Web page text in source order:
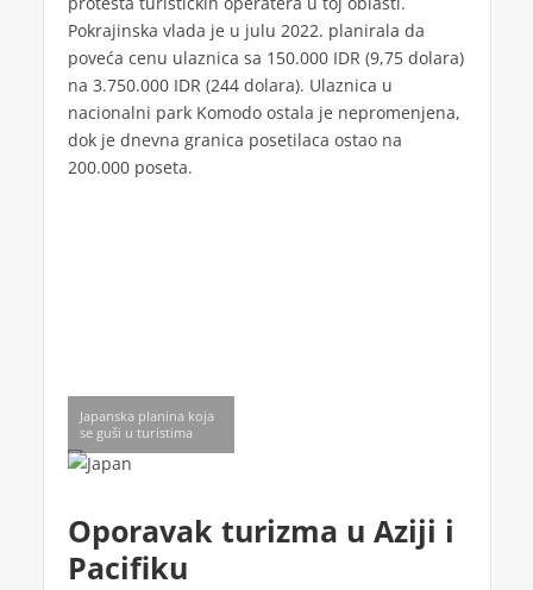
Pokrajinska vlada je u julu 2022. planirala da
poveća cenu ulaznica sa 150.000 IDR (9,75 dolara)
na 3.750.000 IDR (244 dolara). Ulaznica u
nacionalni park Komodo ostala je nepromenjena,
dok je dnevna granica posetilaca ostao na
200.000 poseta.
Japanska planina koja
se guši u turistima
Oporavak turizma u Aziji i
Pacifiku